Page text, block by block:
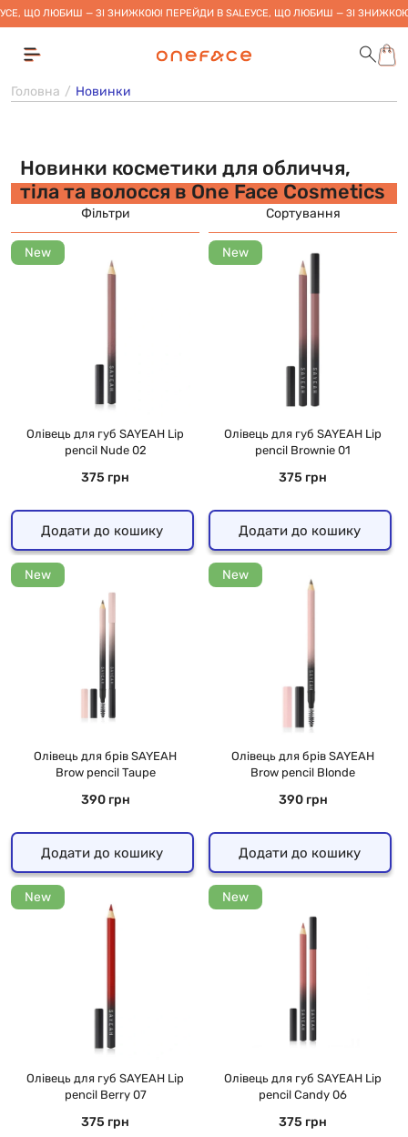
УСЕ, ЩО ЛЮБИШ — ЗІ ЗНИЖКОЮ! ПЕРЕЙДИ В SALEУСЕ, ЩО ЛЮБИШ — ЗІ
Головна Новинки
Новинки косметики для обличчя,
тіла та волосся в One Face Cosmetics
Фільтри Сортування
New
Олівець для губ SAYEAH Lip
pencil Nude 02
375 грн
Додати до кошику
New
Олівець для губ SAYEAH Lip
pencil Brownie 01
375 грн
Додати до кошику
New
Олівець для брів SAYEAH
Brow pencil Taupe
390 грн
Додати до кошику
New
Олівець для брів SAYEAH
Brow pencil Blonde
390 грн
Додати до кошику
New
Олівець для губ SAYEAH Lip
pencil Berry 07
375 грн
New
Олівець для губ SAYEAH Lip
pencil Candy 06
375 грн